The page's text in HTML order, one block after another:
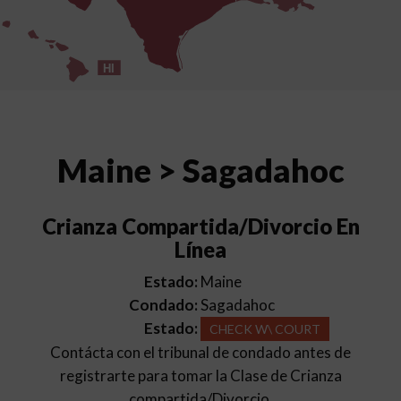
HI
Maine > Sagadahoc
Crianza Compartida/Divorcio En
Línea
Estado: Maine
Condado: Sagadahoc
Estado:
CHECK W\ COURT
Contácta con el tribunal de condado antes de
registrarte para tomar la Clase de Crianza